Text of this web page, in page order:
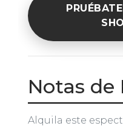
Notas de
Alquila este